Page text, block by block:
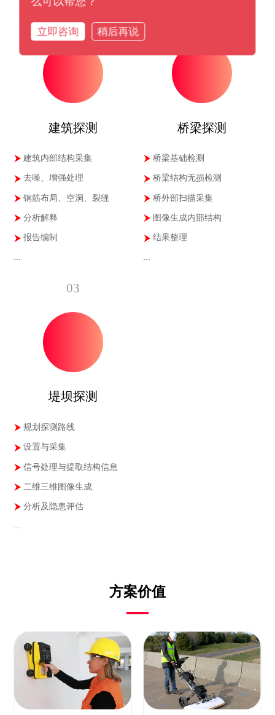
01
建筑探测
建筑内部结构采集
去噪、增强处理
钢筋布局、空洞、裂缝
分析解释
报告编制
桥梁探测
桥梁基础检测
桥梁结构无损检测
桥外部扫描采集
图像生成内部结构
结果整理
03
堤坝探测
规划探测路线
设置与采集
信号处理与提取结构信息
二维三维图像生成
分析及隐患评估
...
方案价值
立即咨询 稍后再说